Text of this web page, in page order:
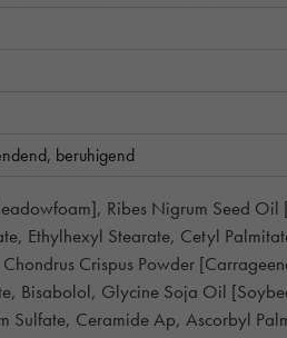
beruhigend
Ribes Nigrum Seed Oil
Ethylhexyl Stearate, Cetyl
Crispus Powder
Bisabolol, Glycine Soja Oil
Sulfate, Ceramide Ap, Ascorbyl